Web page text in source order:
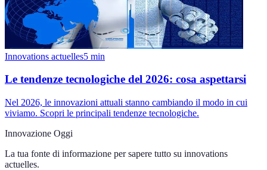
Innovations actuelles5 min
Le tendenze tecnologiche del 2026: cosa aspettarsi
Nel 2026, le innovazioni attuali stanno cambiando il modo in cui
viviamo. Scopri le principali tendenze tecnologiche.
Innovazione Oggi
La tua fonte di informazione per sapere tutto su innovations
actuelles.